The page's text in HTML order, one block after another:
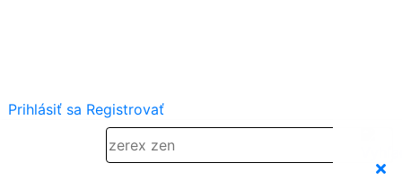
Prihlásiť sa Registrovať